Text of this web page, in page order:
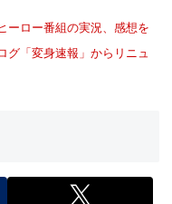
ーロー番組の実況、感想を
グ「変身速報」からリニュ